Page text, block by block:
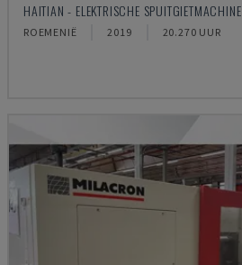
HAITIAN - ELEKTRISCHE SPUITGIETMACHINE
ROEMENIË 2019 20.270 UUR